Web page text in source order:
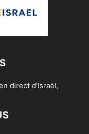
direct d'Israël,